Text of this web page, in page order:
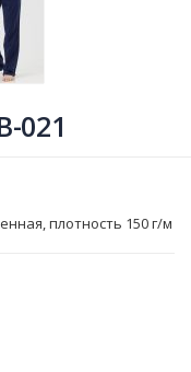
021
плотность 150 г/м